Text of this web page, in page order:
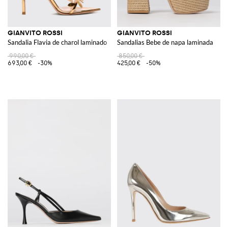
GIANVITO ROSSI
Sandalia Flavia de charol laminado
990,00 €
693,00 €
-30%
GIANVITO ROSSI
Sandalias Bebe de napa laminada
850,00 €
425,00 €
-50%